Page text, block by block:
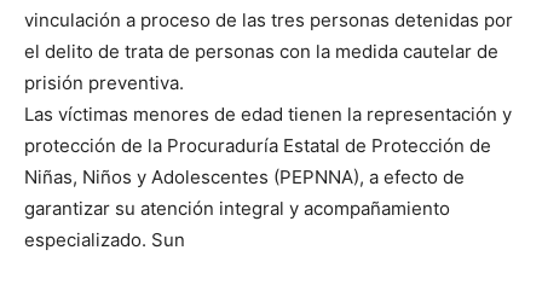
vinculación a proceso de las tres personas detenidas por
el delito de trata de personas con la medida cautelar de
prisión preventiva.
Las víctimas menores de edad tienen la representación y
protección de la Procuraduría Estatal de Protección de
Niñas, Niños y Adolescentes (PEPNNA), a efecto de
garantizar su atención integral y acompañamiento
especializado. Sun